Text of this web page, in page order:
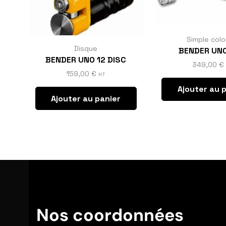
Disque
BENDER UNO 12 DISC
159,00 € HT
Ajouter au panier
Simple
BENDER
349,00 €
Ajouter au
Nos coordonnées